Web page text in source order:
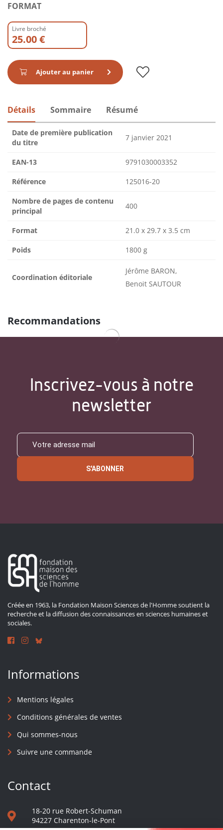
FORMAT
Livre broché
25.00 €
Ajouter au panier
Détails Sommaire Résumé
Date de première publication
du titre
7 janvier 2021
EAN-13 9791030003352
Référence 125016-20
Nombre de pages de contenu
principal
400
Format 21.0 x 29.7 x 3.5 cm
Poids 1800 g
Coordination éditoriale
Jérôme BARON,
Benoit SAUTOUR
Recommandations
Inscrivez-vous à notre
newsletter
S'ABONNER
Créée en 1963, la Fondation Maison Sciences de l'Homme soutient la
recherche et la diffusion des connaissances en sciences humaines et
sociales.
Informations
Mentions légales
Conditions générales de ventes
Qui sommes-nous
Suivre une commande
Contact
18-20 rue Robert-Schuman
94227 Charenton-le-Pont